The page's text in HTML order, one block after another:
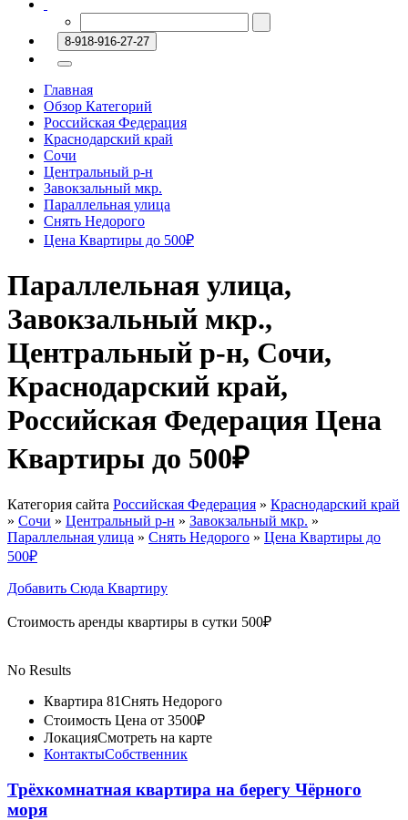
8-918-916-27-27
Главная
Обзор Категорий
Российская Федерация
Краснодарский край
Сочи
Центральный р-н
Завокзальный мкр.
Параллельная улица
Снять Недорого
Цена Квартиры до 500₽
Параллельная улица,
Завокзальный мкр.,
Центральный р-н, Сочи,
Краснодарский край,
Российская Федерация Цена
Квартиры до 500₽
Категория сайта Российская Федерация » Краснодарский край
» Сочи » Центральный р-н » Завокзальный мкр. »
Параллельная улица » Снять Недорого » Цена Квартиры до
500₽
Добавить Сюда Квартиру
Стоимость аренды квартиры в сутки 500₽
No Results
Квартира 81Снять Недорого
Стоимость Цена от 3500₽
ЛокацияСмотреть на карте
КонтактыСобственник
Трёхкомнатная квартира на берегу Чёрного
моря